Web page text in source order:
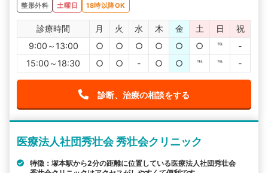
整形外科 土曜日 18時以降OK
診療時間 月 火 水 木 金 土 日
祝
9:00～13:00
○ ○ ○ ○ ○ ○ ℡
-
15:00～18:30
○ ○ - ○ ○ ℡ ℡ -
診断、治療の相談をする
医療法人社団秀壮会 秀壮会クリニック
特徴：塚本駅から2分の距離に位置している医療法人社団秀壮会